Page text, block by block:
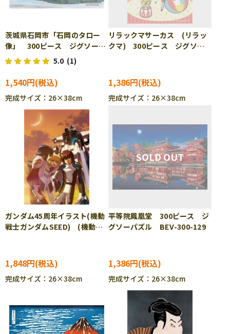
茨城県石岡市「石岡のタロー
像」 300ピース ジグソーパ
ズル CUT-300-427
5.0 (1)
1,540円
完成サイズ：26×38cm
リラックマサーカス (リラッ
クマ) 300ピース ジグソー
1,386円
完成サイズ：26×38cm
ガンダム45周年イラスト(機動
戦士ガンダムSEED) (機動戦
1,848円
完成サイズ：26×38cm
平等院鳳凰堂 300ピース ジ
グソーパズル BEV-300-129
1,386円
完成サイズ：26×38cm